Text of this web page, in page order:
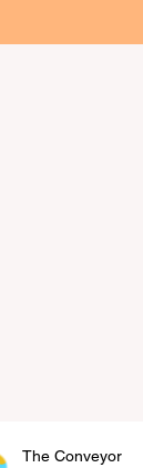
The Conveyor